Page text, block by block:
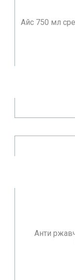
Айс 750 мл
Анти